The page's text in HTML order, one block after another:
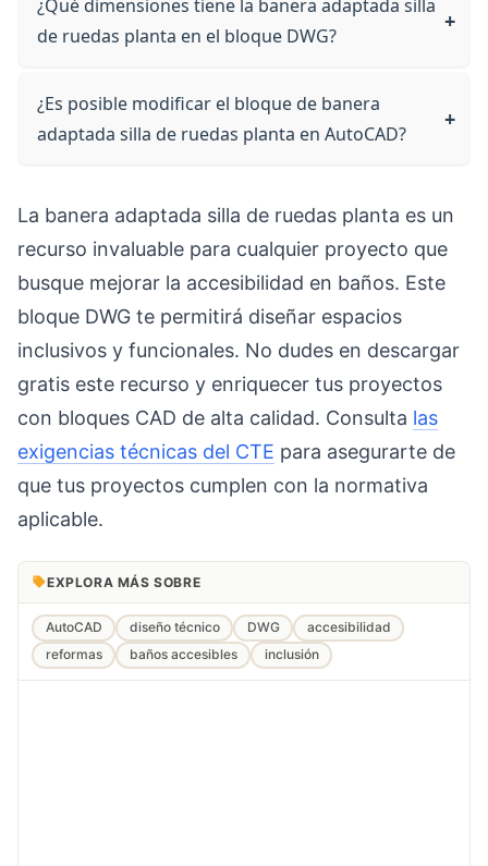
¿Qué dimensiones tiene la banera adaptada silla
de ruedas planta en el bloque DWG?
¿Es posible modificar el bloque de banera
adaptada silla de ruedas planta en AutoCAD?
La banera adaptada silla de ruedas planta es un
recurso invaluable para cualquier proyecto que
busque mejorar la accesibilidad en baños. Este
bloque DWG te permitirá diseñar espacios
inclusivos y funcionales. No dudes en descargar
gratis este recurso y enriquecer tus proyectos
con bloques CAD de alta calidad. Consulta las
exigencias técnicas del CTE para asegurarte de
que tus proyectos cumplen con la normativa
aplicable.
EXPLORA MÁS SOBRE
AutoCAD diseño técnico DWG
accesibilidad
reformas
baños accesibles inclusión